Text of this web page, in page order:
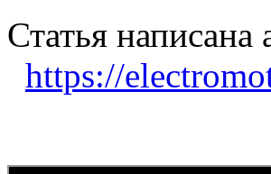
Статья написана
https://